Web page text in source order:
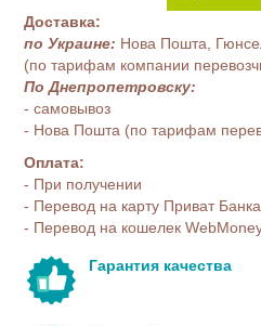
Доставка:
по Украине: Нова Пошта,
(по тарифам компании
По Днепропетровску:
- самовывоз
- Нова Пошта (по тарифам
Оплата:
- При получении
- Перевод на карту Приват
- Перевод на кошелек
Гарантия качества